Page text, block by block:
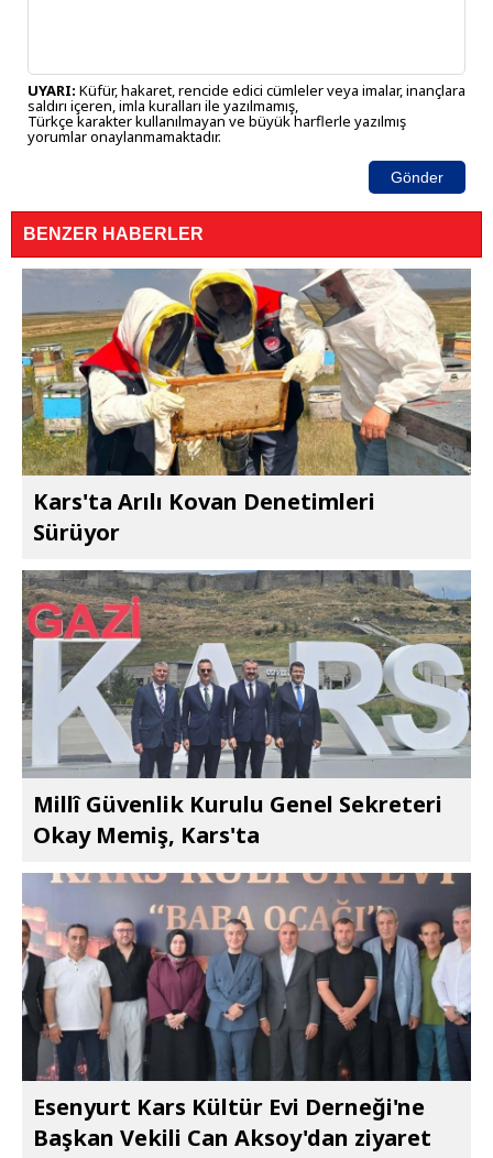
UYARI: Küfür, hakaret, rencide edici cümleler veya imalar, inançlara
saldırı içeren, imla kuralları ile yazılmamış,
Türkçe karakter kullanılmayan ve büyük harflerle yazılmış
yorumlar onaylanmamaktadır.
Gönder
BENZER HABERLER
Kars'ta Arılı Kovan Denetimleri
Sürüyor
Millî Güvenlik Kurulu Genel Sekreteri
Okay Memiş, Kars'ta
Esenyurt Kars Kültür Evi Derneği'ne
Başkan Vekili Can Aksoy'dan ziyaret